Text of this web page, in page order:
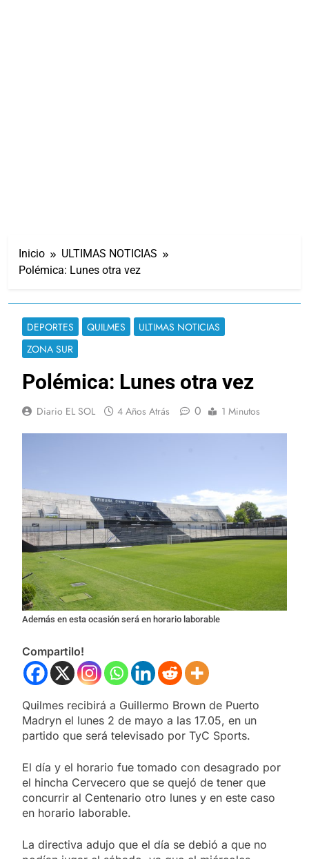
Inicio
ULTIMAS NOTICIAS
Polémica: Lunes otra vez
DEPORTES QUILMES
ULTIMAS NOTICIAS
ZONA SUR
Polémica: Lunes otra vez
Diario EL SOL 4 Años Atrás 0 1 Minutos
Además en esta ocasión será en horario laborable
Compartilo!
Quilmes recibirá a Guillermo Brown de Puerto
Madryn el lunes 2 de mayo a las 17.05, en un
partido que será televisado por TyC Sports.
El día y el horario fue tomado con desagrado por
el hincha Cervecero que se quejó de tener que
concurrir al Centenario otro lunes y en este caso
en horario laborable.
La directiva adujo que el día se debió a que no